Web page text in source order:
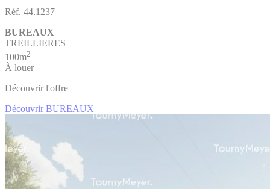
Réf. 44.1237
BUREAUX
TREILLIERES
100m2
À louer
Découvrir l'offre
Découvrir BUREAUX